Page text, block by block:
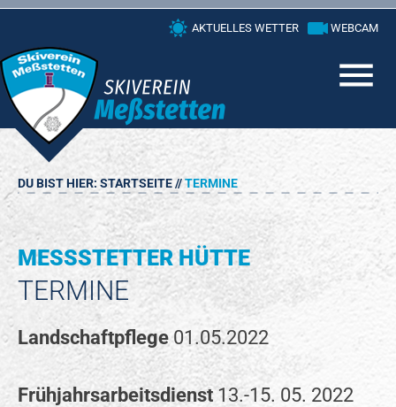
Skip
content
AKTUELLES WETTER WEBCAM
DU BIST HIER: STARTSEITE//TERMINE
MESSSTETTER HÜTTE
TERMINE
Landschaftpflege01.05.2022
Frühjahrsarbeitsdienst13.-15. 05. 2022